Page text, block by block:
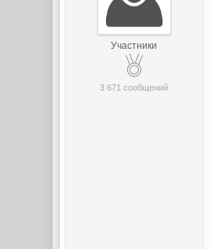
Участники
3 671 сообщений